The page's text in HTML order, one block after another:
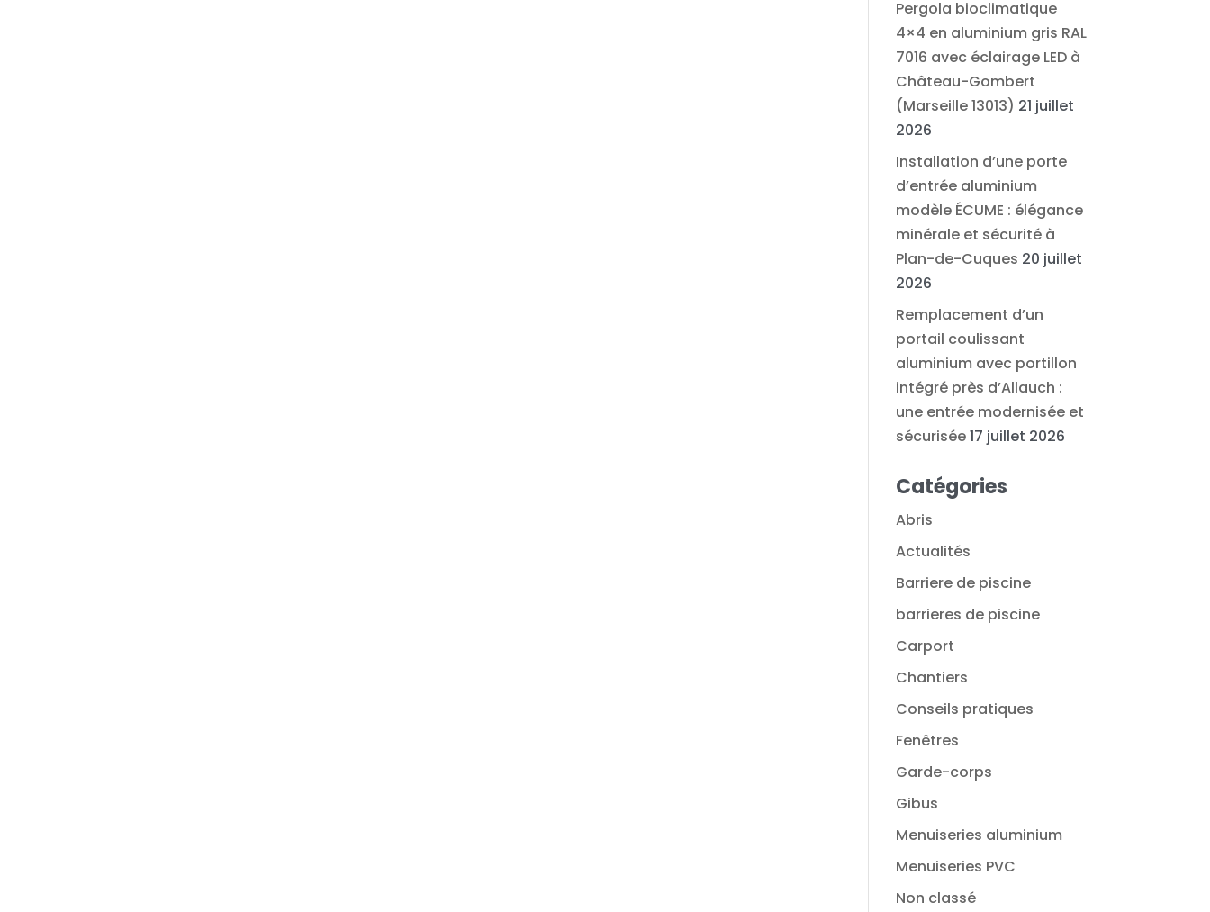
Pergola bioclimatique
4×4 en aluminium gris RAL
7016 avec éclairage LED à
Château-Gombert
(Marseille 13013) 21 juillet
2026
Installation d’une porte
d’entrée aluminium
modèle ÉCUME : élégance
minérale et sécurité à
Plan-de-Cuques 20 juillet
2026
Remplacement d’un
portail coulissant
aluminium avec portillon
intégré près d’Allauch :
une entrée modernisée et
sécurisée17 juillet 2026
Catégories
Abris
Actualités
Barriere de piscine
barrieres de piscine
Carport
Chantiers
Conseils pratiques
Fenêtres
Garde-corps
Gibus
Menuiseries aluminium
Menuiseries PVC
Non classé